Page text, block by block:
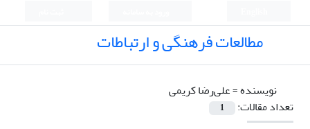
مطالعات فرهنگی و ارتباطات
نویسنده =علی‌رضا کریمی
تعداد مقالات:
1